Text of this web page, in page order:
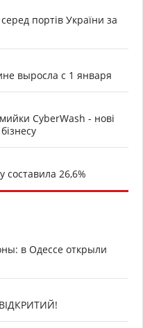
портів України за
выросла с 1 января
CyberWash - нові
26,6%
в Одессе открыли